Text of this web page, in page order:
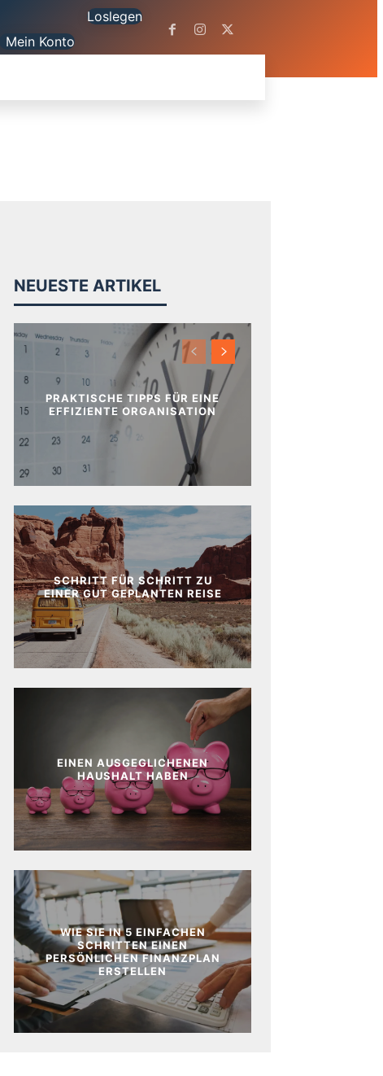
Mein Konto
Loslegen
SUPPORT MEHR
NEUESTE ARTIKEL
PRAKTISCHE TIPPS FÜR EINE
EFFIZIENTE ORGANISATION
SCHRITT FÜR SCHRITT ZU
EINER GUT GEPLANTEN REISE
EINEN AUSGEGLICHENEN
HAUSHALT HABEN
WIE SIE IN 5 EINFACHEN
SCHRITTEN EINEN
PERSÖNLICHEN FINANZPLAN
ERSTELLEN